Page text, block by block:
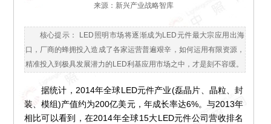
来源：新兴产业战略智库
核心提示： LED照明市场将逐渐成为LED元件最大宗应用出海
口，厂商的蜂拥投入造成了各家运营普遍艰辛，如何运用有限资源，
精准投入到极具发展潜力的LED利基应用市场之中，才是刻不容缓。
据统计，2014年全球LED元件产业(磊晶片、晶粒、封
装、模组)产值约为200亿美元，年成长率达6%。与2013年
相比可以看到，在2014年全球15大LED元件公司营收排名